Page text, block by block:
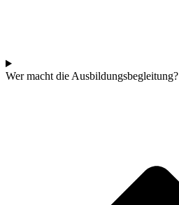
Wer macht die Ausbildungsbegleitung?